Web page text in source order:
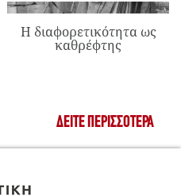
Η διαφορετικότητα ως
καθρέφτης
ΔΕΊΤΕ ΠΕΡΙΣΣΌΤΕΡΑ